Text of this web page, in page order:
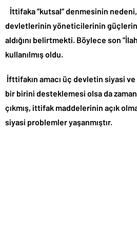
İttifaka ”kutsal” denmesinin
devletlerinin yöneticilerinin güçlerini
aldığını belirtmekti. Böylece son
kullanılmış oldu.
İfttifakın amacı üç devletin siyasi
bir birini desteklemesi olsa da zaman
çıkmış, ittifak maddelerinin açık
siyasi problemler yaşanmıştır.